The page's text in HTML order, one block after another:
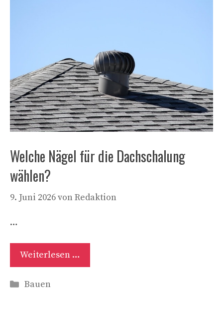
Welche Nägel für die Dachschalung
wählen?
9. Juni 2026vonRedaktion
…
Weiterlesen …
Kategorien
Bauen